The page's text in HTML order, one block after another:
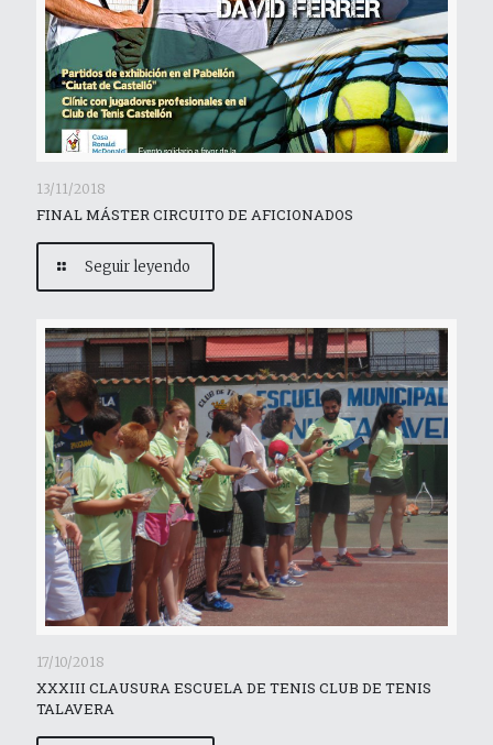
13/11/2018
FINAL MÁSTER CIRCUITO DE AFICIONADOS
Seguir leyendo
17/10/2018
XXXIII CLAUSURA ESCUELA DE TENIS CLUB DE TENIS
TALAVERA